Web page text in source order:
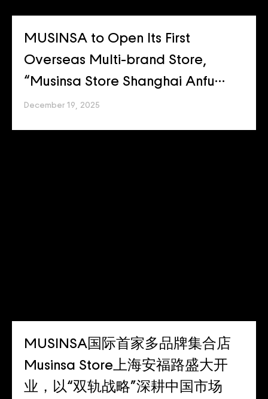
MUSINSA to Open Its First
Overseas Multi-brand Store,
“Musinsa Store Shanghai Anfu
Road,” on the 19th — Serving as a
December 19, 2025
MUSINSA国际首家多品牌集合店
Musinsa Store上海安福路盛大开
业，以“双轨战略”深耕中国市场